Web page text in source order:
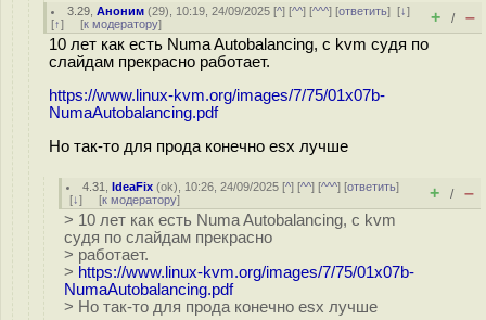
3.29 ,Аноним (29), 10:19, 24/09/2025 [^] [^^] [^^^] [ответить][↓]
[↑] [к модератору] + / –
10 лет как есть Numa Autobalancing, с kvm судя по
слайдам прекрасно работает.
https://www.linux-kvm.org/images/7/75/01x07b-
NumaAutobalancing.pdf
Но так-то для прода конечно esx лучше
4.31 ,IdeaFix (ok), 10:26, 24/09/2025 [^] [^^] [^^^] [ответить]
[↓] [к модератору] + / –
> 10 лет как есть Numa Autobalancing, с kvm
судя по слайдам прекрасно
> работает.
> https://www.linux-kvm.org/images/7/75/01x07b-
NumaAutobalancing.pdf
> Но так-то для прода конечно esx лучше